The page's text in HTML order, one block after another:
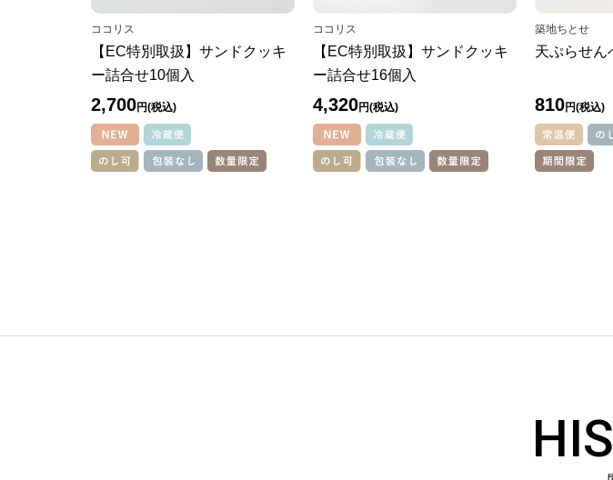
ココリス
【EC特別取扱】サンドクッキ
ー詰合せ10個入
2,700円
ココリス
【EC特別取扱】サンドクッキ
ー詰合せ16個入
4,320円
築地ちとせ
天ぷらせん
810円